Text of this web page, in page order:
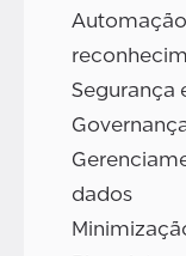
Segurança
dados